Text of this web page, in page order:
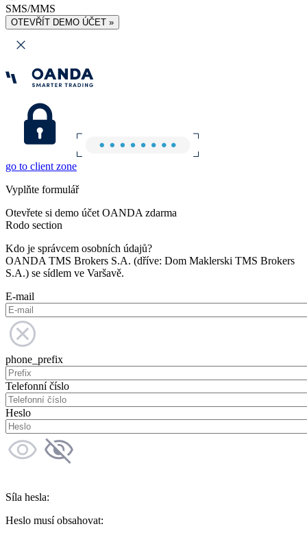
SMS/MMS
OTEVŘÍT DEMO ÚČET »
go to client zone
Vyplňte formulář
Otevřete si demo účet OANDA zdarma
Rodo section
Kdo je správcem osobních údajů?
OANDA TMS Brokers S.A. (dříve: Dom Maklerski TMS Brokers
S.A.) se sídlem ve Varšavě.
E-mail
phone_prefix
Telefonní číslo
Heslo
Síla hesla:
Heslo musí obsahovat: